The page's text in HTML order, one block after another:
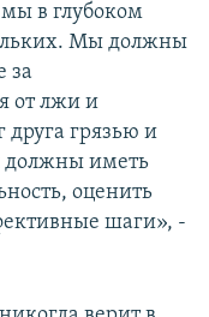
в глубоком
Мы должны
за
от лжи и
друга грязью и
должны иметь
оценить
шаги», -